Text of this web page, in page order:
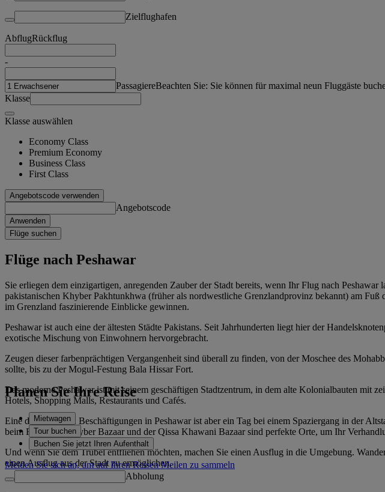
Zielflughafen
AbflugRückflug
-
PassagiereBeachten Sie: Sie können für maximal neun Fluggäste
Klasse
Klasse auswählen
Economy Class
Premium Economy
Business Class
First Class
Angebotscode verwenden
Angebotscode
Anwenden
Flüge suchen
Flüge nach Peshawar
Sie erliegen dem einzigartigen, anregenden Zauber der Stadt bereits, wenn Ihr Flug nach
pakistanischen Khyber Pakhtunkhwa (früher als nordwestliche Grenzlandprovinz bekannt) am
im Grenzland faszinierende Einblicke gewinnen.
Peshawar ist auch eine der ältesten Städte Pakistans. Seit Jahrhunderten liegt hier der
exotische Mischung von Einwohnern hervorgebracht.
Zeugen dieser farbenprächtigen Vergangenheit sind überall zu finden, von der Moschee des
sollte, bis zu der Mogul-Festung Bala Hissar Fort.
Das moderne Peshawar ist mit seinem geschäftigen Stadtzentrum, in dem alte Kolonialbauten mit
Hotels, Shopping Malls, Restaurants und Cafés.
Eine der schönsten Beschäftigungen in Peshawar ist aber ein Tag bei einem Spaziergang in der
beim Feilschen. Khyber Bazaar und der Qissa Khawani Bazaar sind perfekte Orte, um Ihr
Und wenn Sie dem Trubel entfliehen möchten, machen Sie einen Ausflug in die Umgebung.
einen Ausflug aus der Stadt zu ermöglichen.
Planen Sie Ihre Reise
Mietwagen
Tour buchen
Buchen Sie jetzt Ihren Aufenthalt
Melden Sie sich an, um auf Ihren Reisen Meilen zu sammeln
Abholung